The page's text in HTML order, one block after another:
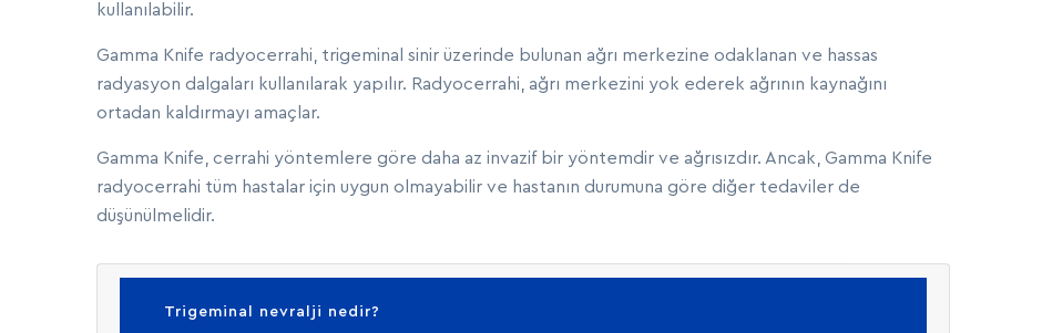
kullanılabilir.
Gamma Knife radyocerrahi, trigeminal sinir üzerinde bulunan ağrı merkezine odaklanan ve hassas
radyasyon dalgaları kullanılarak yapılır. Radyocerrahi, ağrı merkezini yok ederek ağrının kaynağını
ortadan kaldırmayı amaçlar.
Gamma Knife, cerrahi yöntemlere göre daha az invazif bir yöntemdir ve ağrısızdır. Ancak, Gamma Knife
radyocerrahi tüm hastalar için uygun olmayabilir ve hastanın durumuna göre diğer tedaviler de
düşünülmelidir.
Trigeminal nevralji nedir?